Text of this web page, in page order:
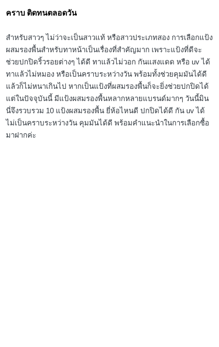
คราบ ติดทนตลอดวัน
สำหรับสาวๆ ไม่ว่าจะเป็นสาวแท้ หรือสาวประเภทสอง การเลือกแป้ง
ผสมรองพื้นสำหรับทาหน้าเป็นเรื่องที่สำคัญมาก เพราะแป้งที่ดีจะ
ช่วยปกปิดริ้วรอยต่างๆ ได้ดี ทาแล้วไม่วอก กันแสงแดด หรือ uv ได้
ทาแล้วไม่หมอง หรือเป็นคราบระหว่างวัน พร้อมทั้งช่วยคุมมันได้ดี
แล้วก็ไม่หนาเกินไป หากเป็นแป้งที่ผสมรองพื้นก็จะยิ่งช่วยปกปิดได้
แต่ในปัจจุบันนี้ มีแป้งผสมรองพื้นหลากหลายแบรนด์มากๆ วันนี้มิน
นี่จึงรวบรวม 10 แป้งผสมรองพื้น ยี่ห้อไหนดี ปกปิดได้ดี กัน uv ได้
ไม่เป็นคราบระหว่างวัน คุมมันได้ดี พร้อมคำแนะนำในการเลือกซื้อ
มาฝากค่ะ